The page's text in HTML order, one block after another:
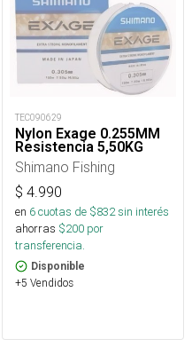
TEC090629
Nylon Exage 0.255MM
Resistencia 5,50KG
Shimano Fishing
$ 4.990
en 6cuotas de $832sin interés
ahorras $200 por
transferencia.
Disponible
+5 Vendidos